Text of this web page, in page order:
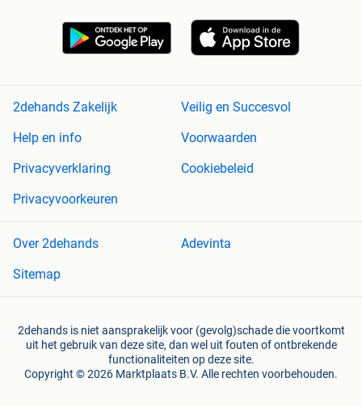
2dehands Zakelijk
Veilig en Succesvol
Help en info
Voorwaarden
Privacyverklaring
Cookiebeleid
Privacyvoorkeuren
Over 2dehands
Adevinta
Sitemap
2dehands is niet aansprakelijk voor (gevolg)schade die voortkomt
uit het gebruik van deze site, dan wel uit fouten of ontbrekende
functionaliteiten op deze site.
Copyright © 2026 Marktplaats B.V. Alle rechten voorbehouden.